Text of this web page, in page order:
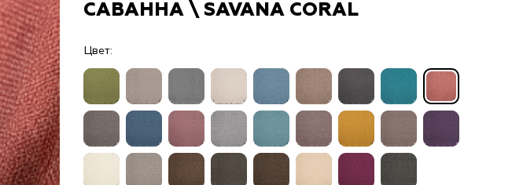
САВАННА \ SAVANA CORAL
Цвет: